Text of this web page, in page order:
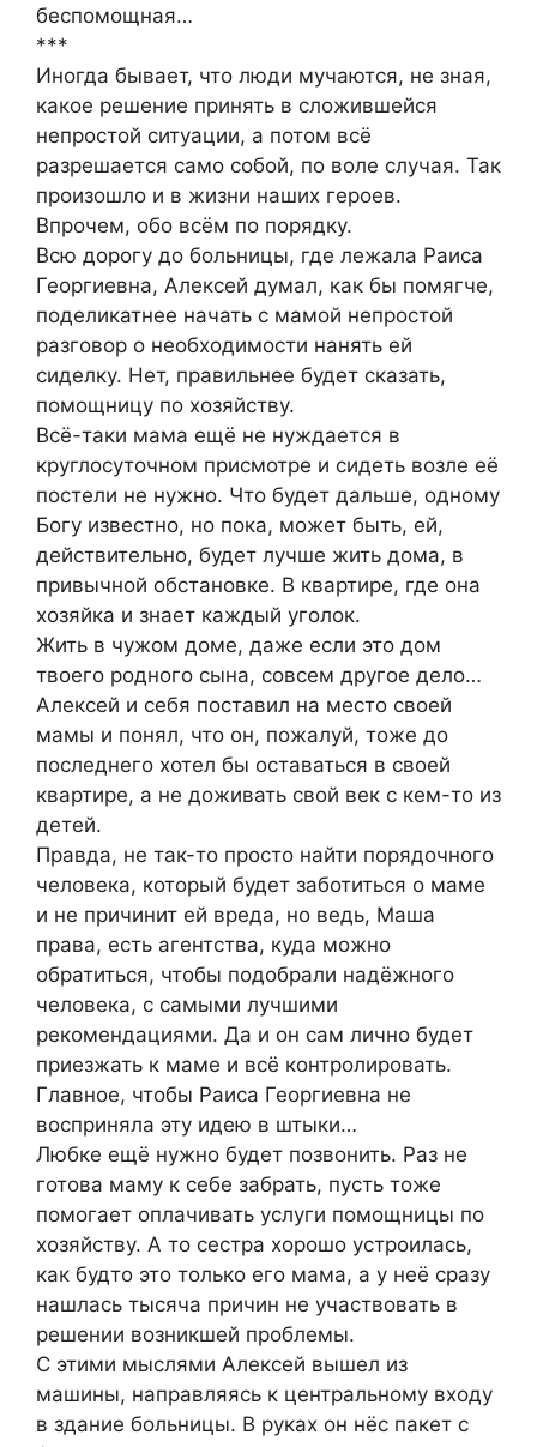
беспомощная…
***
Иногда бывает, что люди мучаются, не зная,
какое решение принять в сложившейся
непростой ситуации, а потом всё
разрешается само собой, по воле случая. Так
произошло и в жизни наших героев.
Впрочем, обо всём по порядку.
Всю дорогу до больницы, где лежала Раиса
Георгиевна, Алексей думал, как бы помягче,
поделикатнее начать с мамой непростой
разговор о необходимости нанять ей
сиделку. Нет, правильнее будет сказать,
помощницу по хозяйству.
Всё-таки мама ещё не нуждается в
круглосуточном присмотре и сидеть возле её
постели не нужно. Что будет дальше, одному
Богу известно, но пока, может быть, ей,
действительно, будет лучше жить дома, в
привычной обстановке. В квартире, где она
хозяйка и знает каждый уголок.
Жить в чужом доме, даже если это дом
твоего родного сына, совсем другое дело…
Алексей и себя поставил на место своей
мамы и понял, что он, пожалуй, тоже до
последнего хотел бы оставаться в своей
квартире, а не доживать свой век с кем-то из
детей.
Правда, не так-то просто найти порядочного
человека, который будет заботиться о маме
и не причинит ей вреда, но ведь, Маша
права, есть агентства, куда можно
обратиться, чтобы подобрали надёжного
человека, с самыми лучшими
рекомендациями. Да и он сам лично будет
приезжать к маме и всё контролировать.
Главное, чтобы Раиса Георгиевна не
восприняла эту идею в штыки…
Любке ещё нужно будет позвонить. Раз не
готова маму к себе забрать, пусть тоже
помогает оплачивать услуги помощницы по
хозяйству. А то сестра хорошо устроилась,
как будто это только его мама, а у неё сразу
нашлась тысяча причин не участвовать в
решении возникшей проблемы.
С этими мыслями Алексей вышел из
машины, направляясь к центральному входу
в здание больницы. В руках он нёс пакет с